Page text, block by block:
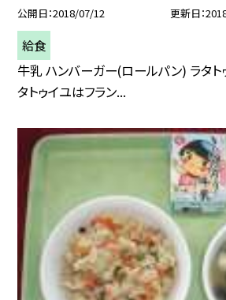
公開日 2018/07/12 更新日
給食
牛乳 ハンバーガー(ロールパン) ラタト
タトゥイユはフラン...